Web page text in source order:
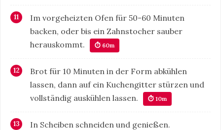
Im vorgeheizten Ofen für 50-60 Minuten
backen, oder bis ein Zahnstocher sauber
herauskommt.
⏱ 60m
Brot für 10 Minuten in der Form abkühlen
lassen, dann auf ein Kuchengitter stürzen und
vollständig auskühlen lassen.
⏱ 10m
In Scheiben schneiden und genießen.